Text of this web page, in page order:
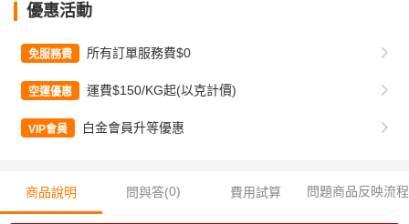
優惠活動
免服務費 所有訂單服務費$0
空運優惠 運費$150/KG起(以克計價)
VIP會員 白金會員升等優惠
商品說明 問與答(0) 費用試算 問題商品反映流程